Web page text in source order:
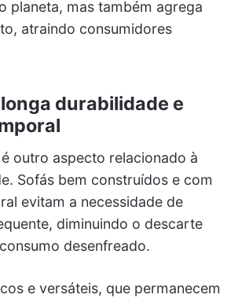
planeta, mas também agrega
atraindo consumidores
durabilidade e
outro aspecto relacionado à
Sofás bem construídos e com
evitam a necessidade de
diminuindo o descarte
desenfreado.
e versáteis, que permanecem